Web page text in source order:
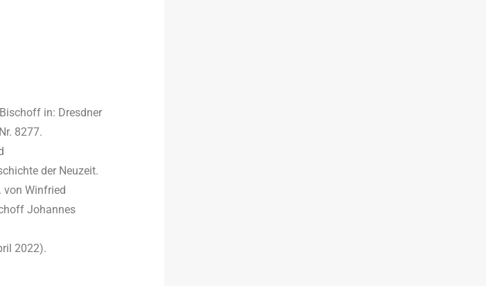
in: Dresdner
8277.
der Neuzeit.
von Winfried
Johannes
2022).